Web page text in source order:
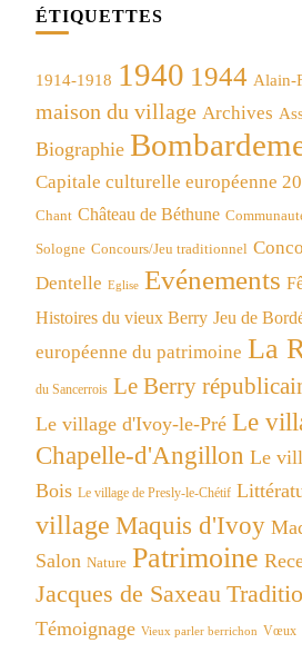
ÉTIQUETTES
1914-1918 1940 1944 Alain-
maison du village Archives
Biographie
Capitale culturelle européenne
Chant Château de Béthune
Sologne Concours/Jeu traditionnel
Dentelle Eglise Evénements
Histoires du vieux Berry Jeu de
européenne du patrimoine La
du Sancerrois Le Berry
Le village d'Ivoy-le-Pré Le
Chapelle-d'Angillon Le
Bois Le village de Presly-le-Chétif
village Maquis d'Ivoy
Salon Nature Patrimoine
Jacques de Saxeau
Témoignage Vieux parler berrichon Vœux